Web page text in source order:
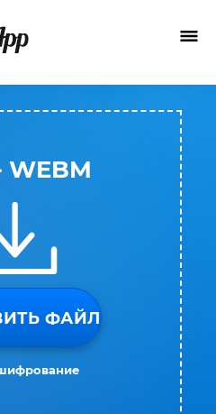
WEBM
ФАЙЛ